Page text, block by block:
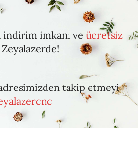
indirim imkanı veücretsiz
takip etmeyi